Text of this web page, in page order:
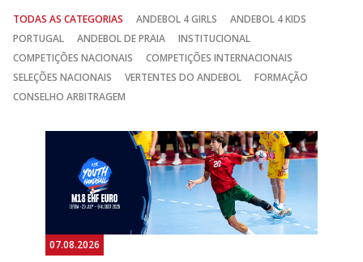
TODAS AS CATEGORIAS ANDEBOL 4 GIRLS
ANDEBOL 4 KIDS
PORTUGAL
ANDEBOL DE PRAIA
INSTITUCIONAL
COMPETIÇÕES NACIONAIS
COMPETIÇÕES INTERNACIONAIS
SELEÇÕES NACIONAIS
VERTENTES DO ANDEBOL
FORMAÇÃO
CONSELHO ARBITRAGEM
07.08.2026